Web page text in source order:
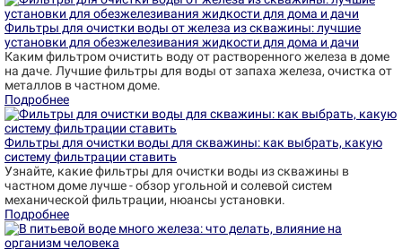
Фильтры для очистки воды от железа из скважины: лучшие
установки для обезжелезивания жидкости для дома и дачи
Каким фильтром очистить воду от растворенного железа в доме
на даче. Лучшие фильтры для воды от запаха железа, очистка от
металлов в частном доме.
Подробнее
Фильтры для очистки воды для скважины: как выбрать, какую
систему фильтрации ставить
Узнайте, какие фильтры для очистки воды из скважины в
частном доме лучше - обзор угольной и солевой систем
механической фильтрации, нюансы установки.
Подробнее